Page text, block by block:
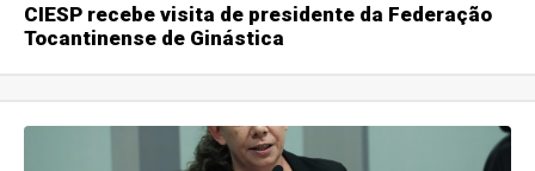
CIESP recebe visita de presidente da Federação
Tocantinense de Ginástica